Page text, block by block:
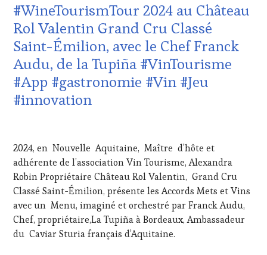
VOUCHER,
WINE
TOURISM
FAME,
TOURISM
TOUR,
WINE
TOURISM
VITICOLE,
ADHÉRENT,
VIN
TOURISME
EDITION
LES
CLÉS
DU
VIN
LA
HAUTE
GASTRONOMIE
FRANÇAISE,
INVITATIONS
&
DÉGUSTATIONS,
WINE
TASTING,
#WineTourismTour 2024 au Château
Rol Valentin Grand Cru Classé
Saint-Émilion, avec le Chef Franck
Audu, de la Tupiña #VinTourisme
#App #gastronomie #Vin #Jeu
#innovation
2024
2024, en Nouvelle Aquitaine, Maître d’hôte et
adhérente de l’association Vin Tourisme, Alexandra
Robin Propriétaire Château Rol Valentin, Grand Cru
Classé Saint-Émilion, présente les Accords Mets et Vins
avec un Menu, imaginé et orchestré par Franck Audu,
Chef, propriétaire,La Tupiña à Bordeaux, Ambassadeur
du Caviar Sturia français d’Aquitaine.